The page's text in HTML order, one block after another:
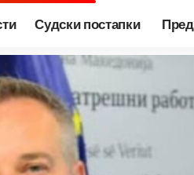
Судски постапки